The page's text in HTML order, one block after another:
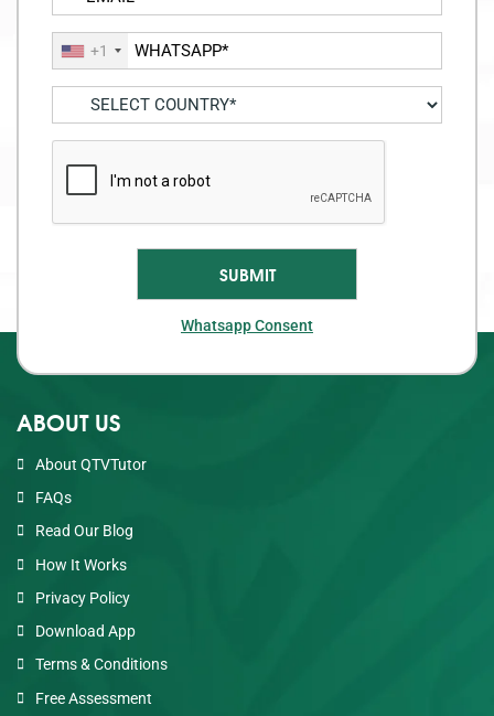
+1
Whatsapp Consent
ABOUT US
About QTVTutor
FAQs
Read Our Blog
How It Works
Privacy Policy
Download App
Terms & Conditions
Free Assessment